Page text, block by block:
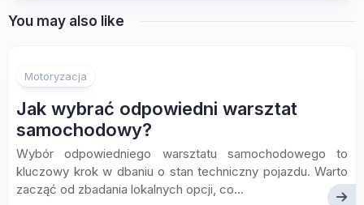
You may also like
Motoryzacja
Jak wybrać odpowiedni warsztat
samochodowy?
Wybór odpowiedniego warsztatu samochodowego to
kluczowy krok w dbaniu o stan techniczny pojazdu. Warto
zacząć od zbadania lokalnych opcji, co...